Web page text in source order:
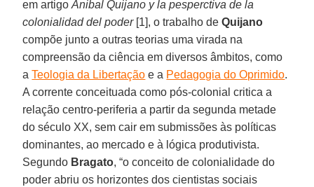
em artigoAnibal Quijano y la pesperctiva de la
colonialidad del poder [1], o trabalho deQuijano
compõe junto a outras teorias uma virada na
compreensão da ciência em diversos âmbitos, como
aTeologia da Libertação e a Pedagogia do Oprimido.
A corrente conceituada como pós-colonial critica a
relação centro-periferia a partir da segunda metade
do século XX, sem cair em submissões às políticas
dominantes, ao mercado e à lógica produtivista.
Segundo Bragato, “o conceito de colonialidade do
poder abriu os horizontes dos cientistas sociais